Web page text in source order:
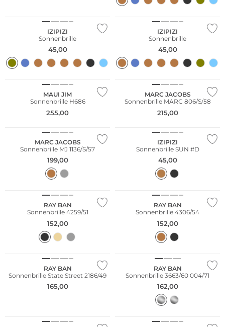
IZIPIZI
Sonnenbrille
45,00
Nachhaltig
IZIPIZI
Sonnenbrille
45,00
MAUI JIM
Sonnenbrille H686
255,00
MARC JACOBS
Sonnenbrille MARC 806/S/58
215,00
MARC JACOBS
Sonnenbrille MJ 1136/S/57
199,00
IZIPIZI
Sonnenbrille SUN #D
45,00
RAY BAN
Sonnenbrille 4259/51
152,00
RAY BAN
Sonnenbrille 4306/54
152,00
RAY BAN
Sonnenbrille State Street 2186/49
165,00
RAY BAN
Sonnenbrille 3663/60 004/71
162,00